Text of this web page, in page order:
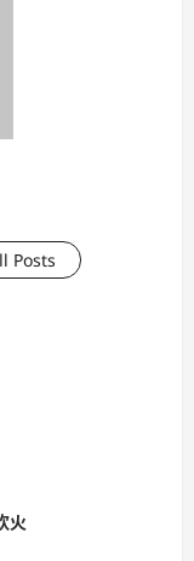
Posts
火